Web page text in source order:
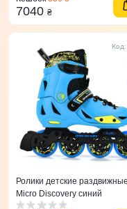
7040 ₴
Код:
Ролики детские раздвижные
Micro Discovery синий